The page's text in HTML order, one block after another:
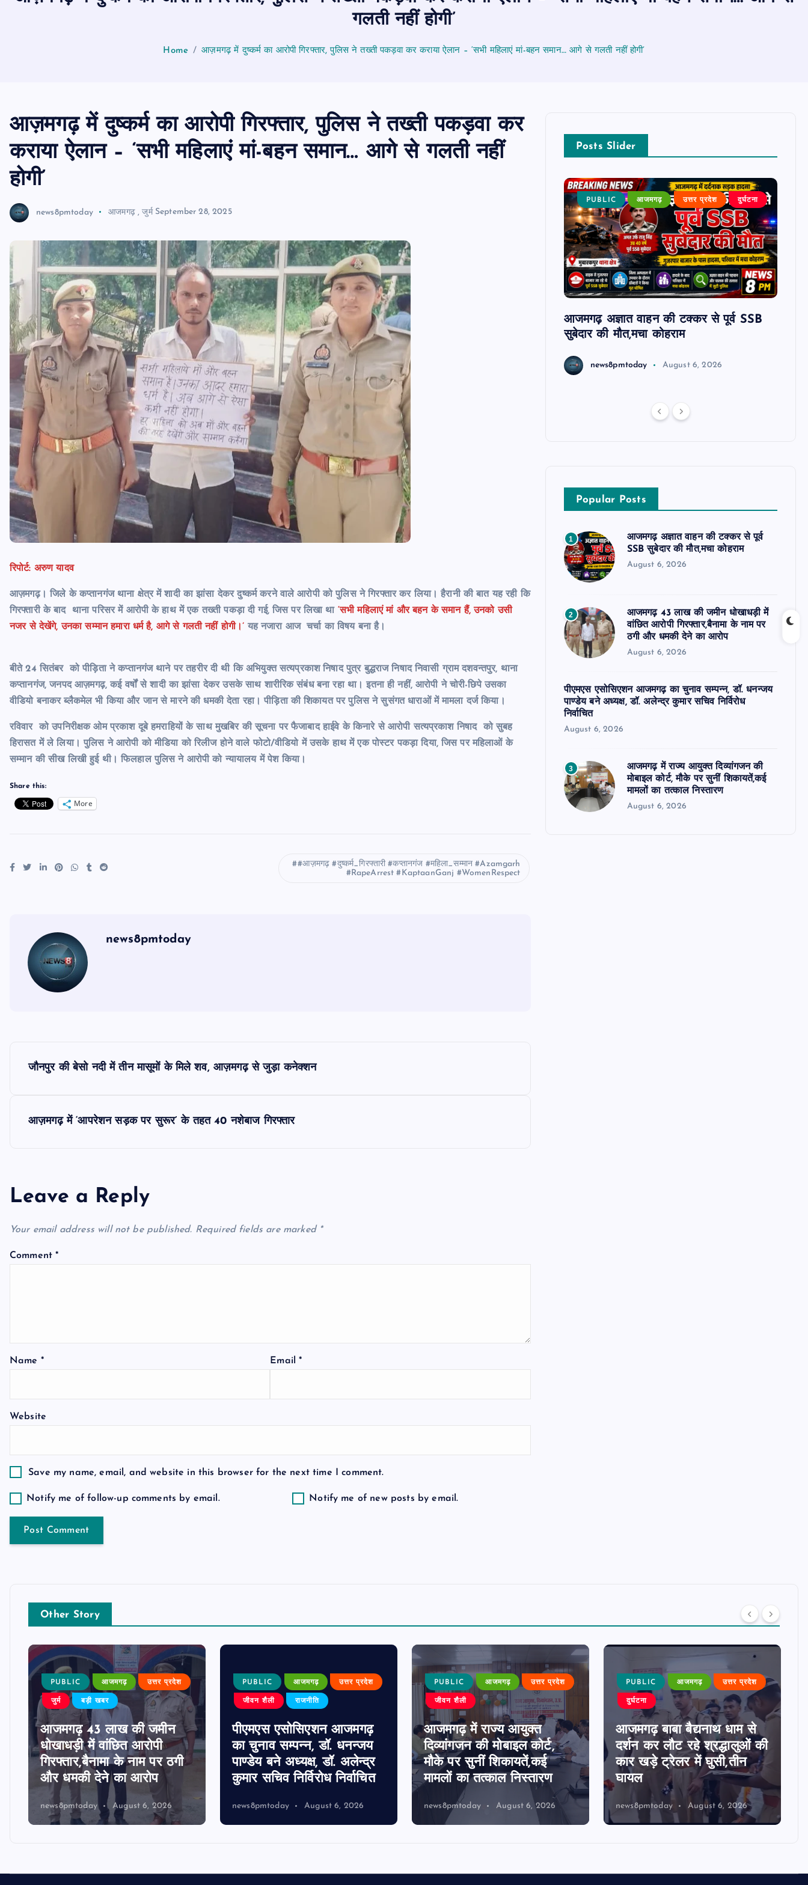
गलती नहीं होगी’
Home आज़मगढ़ में दुष्कर्म का आरोपी गिरफ्तार, पुलिस ने तख्ती पकड़वा कर कराया ऐलान – ‘सभी महिलाएं मां-बहन समान… आगे से गलती नहीं होगी’
आज़मगढ़ में दुष्कर्म का आरोपी गिरफ्तार, पुलिस ने तख्ती पकड़वा कर
कराया ऐलान – ‘सभी महिलाएं मां-बहन समान… आगे से गलती नहीं
होगी’
news8pmtoday आजमगढ़,जुर्म September 28, 2025
रिपोर्ट: अरुण यादव
आज़मगढ़। जिले के कप्तानगंज थाना क्षेत्र में शादी का झांसा देकर दुष्कर्म करने वाले आरोपी को पुलिस ने गिरफ्तार कर लिया। हैरानी की बात यह रही कि
गिरफ्तारी के बाद थाना परिसर में आरोपी के हाथ में एक तख्ती पकड़ा दी गई, जिस पर लिखा था‘सभी महिलाएं मां और बहन के समान हैं, उनको उसी
नजर से देखेंगे, उनका सम्मान हमारा धर्म है, आगे से गलती नहीं होगी।’ यह नजारा आज चर्चा का विषय बना है।
बीते 24 सितंबर को पीड़िता ने कप्तानगंज थाने पर तहरीर दी थी कि अभियुक्त सत्यप्रकाश निषाद पुत्र बुद्धराज निषाद निवासी ग्राम दशवन्तपुर, थाना
कप्तानगंज, जनपद आज़मगढ़, कई वर्षों से शादी का झांसा देकर उसके साथ शारीरिक संबंध बना रहा था। इतना ही नहीं, आरोपी ने चोरी-छिपे उसका
वीडियो बनाकर ब्लैकमेल भी किया और जान से मारने की धमकी देता रहा। पीड़िता की शिकायत पर पुलिस ने सुसंगत धाराओं में मामला दर्ज किया।
रविवार को उपनिरीक्षक ओम प्रकाश दूबे हमराहियों के साथ मुखबिर की सूचना पर फैजाबाद हाईवे के किनारे से आरोपी सत्यप्रकाश निषाद को सुबह
हिरासत में ले लिया। पुलिस ने आरोपी को मीडिया को रिलीज होने वाले फोटो/वीडियो में उसके हाथ में एक पोस्टर पकड़ा दिया, जिस पर महिलाओं के
सम्मान की सीख लिखी हुई थी। फिलहाल पुलिस ने आरोपी को न्यायालय में पेश किया।
Share this:
More
#आज़मगढ़ #दुष्कर्म_गिरफ्तारी #कप्तानगंज #महिला_सम्मान #Azamgarh
#RapeArrest #KaptaanGanj #WomenRespect
news8pmtoday
n
a
v
a
i
o
n
जौनपुर की बेसो नदी में तीन मासूमों के मिले शव, आज़मगढ़ से जुड़ा कनेक्शन
आज़मगढ़ में ‘आपरेशन सड़क पर सुरूर’ के तहत 40 नशेबाज गिरफ्तार
Leave a Reply
Your email address will not be published. Required fields are marked *
Comment*
Name * Email*
Website
Save my name, email, and website in this browser for the next time I comment.
Notify me of follow-up comments by email. Notify me of new posts by email.
Posts Slider
आजमगढ़ बाबा बैद्यनाथ धाम से दर्शन कर लौट रहे
श्रद्धालुओं की कार खड़े ट्रेलर में घुसी,तीन
घायल
news8pmtoday
PUBLIC आजमगढ़ उत्तर प्रदेश दुर्घटना
आजमगढ़ अज्ञात वाहन की टक्कर से पूर्व SSB
सुबेदार की मौत,मचा कोहराम
news8pmtoday August 6, 2026
Popular Posts
1
आजमगढ़ अज्ञात वाहन की टक्कर से पूर्व
SSB सुबेदार की मौत,मचा कोहराम
August 6, 2026
2
आजमगढ़ 43 लाख की जमीन धोखाधड़ी में
वांछित आरोपी गिरफ्तार,बैनामा के नाम पर
ठगी और धमकी देने का आरोप
August 6, 2026
पीएमएस एसोसिएशन आजमगढ़ का चुनाव सम्पन्न, डॉ. धनन्जय
पाण्डेय बने अध्यक्ष, डॉ. अलेन्द्र कुमार सचिव निर्विरोध
निर्वाचित
August 6, 2026
3
आजमगढ़ में राज्य आयुक्त दिव्यांगजन की
मोबाइल कोर्ट, मौके पर सुनीं शिकायतें,कई
मामलों का तत्काल निस्तारण
August 6, 2026
Other Story
PUBLIC आजमगढ़ उत्तर प्रदेश
जुर्म बड़ी खबर
आजमगढ़ 43 लाख की जमीन
धोखाधड़ी में वांछित आरोपी
गिरफ्तार,बैनामा के नाम पर ठगी
और धमकी देने का आरोप
news8pmtoday August 6, 2026
PUBLIC आजमगढ़ उत्तर प्रदेश
जीवन शैली राजनीति
पीएमएस एसोसिएशन आजमगढ़
का चुनाव सम्पन्न, डॉ. धनन्जय
पाण्डेय बने अध्यक्ष, डॉ. अलेन्द्र
कुमार सचिव निर्विरोध निर्वाचित
news8pmtoday August 6, 2026
PUBLIC आजमगढ़ उत्तर प्रदेश
जीवन शैली
आजमगढ़ में राज्य आयुक्त
दिव्यांगजन की मोबाइल कोर्ट,
मौके पर सुनीं शिकायतें,कई
मामलों का तत्काल निस्तारण
news8pmtoday August 6, 2026
PUBLIC आजमगढ़ उत्तर प्रदेश
दुर्घटना
आजमगढ़ बाबा बैद्यनाथ धाम से
दर्शन कर लौट रहे श्रद्धालुओं की
कार खड़े ट्रेलर में घुसी,तीन
घायल
news8pmtoday August 6, 2026